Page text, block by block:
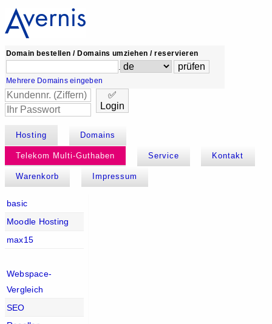
Domain bestellen / Domains umziehen / reservieren
.
Mehrere Domains eingeben
✅
Login
Hosting Domains
Telekom Multi-Guthaben Service Kontakt
Warenkorb Impressum
basic
Moodle Hosting
max15
Webspace-
Vergleich
SEO